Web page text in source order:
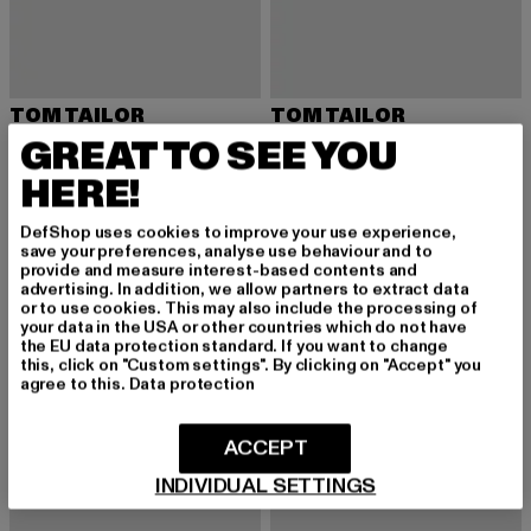
TOM TAILOR
Flat Sandals - Mules
41,85 EUR
Derzeitiger Preis: 41,85 EUR
TOM TAILOR
Flat Sandals - Mules
45,99 EUR
Derzeitiger Preis: 45,99 EUR
-11%
GREAT TO SEE YOU
HERE!
DefShop uses cookies to improve your use experience,
save your preferences, analyse use behaviour and to
provide and measure interest-based contents and
advertising. In addition, we allow partners to extract data
or to use cookies. This may also include the processing of
your data in the USA or other countries which do not have
the EU data protection standard. If you want to change
this, click on "Custom settings". By clicking on "Accept" you
agree to this. Data protection
INDIVIDUAL SETTINGS
ACCEPT